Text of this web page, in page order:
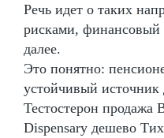
Речь идет о таких
рисками, финансовый
далее.
Это понятно:
устойчивый источник
Тестостерон продажа
Dispensary дешево